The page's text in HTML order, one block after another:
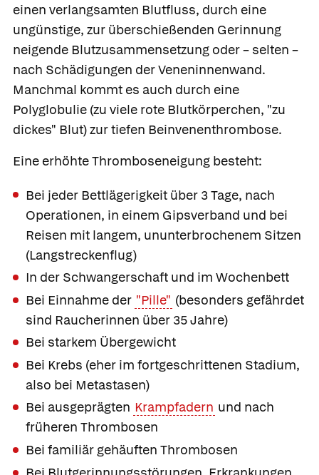
einen verlangsamten Blutfluss, durch eine
ungünstige, zur überschießenden Gerinnung
neigende Blutzusammensetzung oder – selten –
nach Schädigungen der Veneninnenwand.
Manchmal kommt es auch durch eine
Polyglobulie (zu viele rote Blutkörperchen, "zu
dickes" Blut) zur tiefen Beinvenenthrombose.
Eine erhöhte Thromboseneigung besteht:
Bei jeder Bettlägerigkeit über 3 Tage, nach
Operationen, in einem Gipsverband und bei
Reisen mit langem, ununterbrochenem Sitzen
(Langstreckenflug)
In der Schwangerschaft und im Wochenbett
Bei Einnahme der "Pille" (besonders gefährdet
sind Raucherinnen über 35 Jahre)
Bei starkem Übergewicht
Bei Krebs (eher im fortgeschrittenen Stadium,
also bei Metastasen)
Bei ausgeprägten Krampfadern und nach
früheren Thrombosen
Bei familiär gehäuften Thrombosen